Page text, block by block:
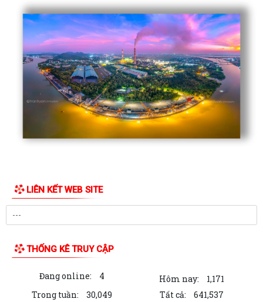
LIÊN KẾT WEB SITE
THỐNG KÊ TRUY CẬP
Đang online: 4 Hôm nay:
1,171
Trong tuần:
30,049 Tất cả: 641,537